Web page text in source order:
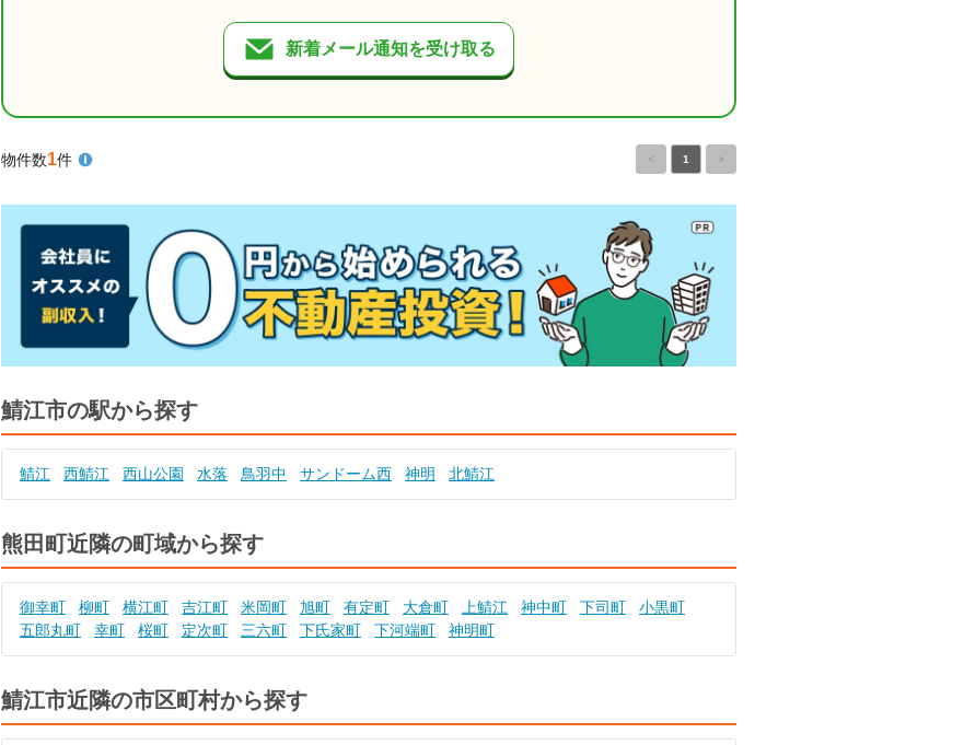
新着メール通知を受け取る
物件数1件 < 1 >
鯖江市の駅から探す
鯖江 西鯖江 西山公園 水落 鳥羽中 サンドーム西 神明 北鯖江
熊田町近隣の町域から探す
御幸町 柳町 横江町 吉江町 米岡町 旭町 有定町 大倉町 上鯖江 神中町 下司町
小黒町
五郎丸町
幸町 桜町 定次町 三六町 下氏家町 下河端町 神明町
鯖江市近隣の市区町村から探す